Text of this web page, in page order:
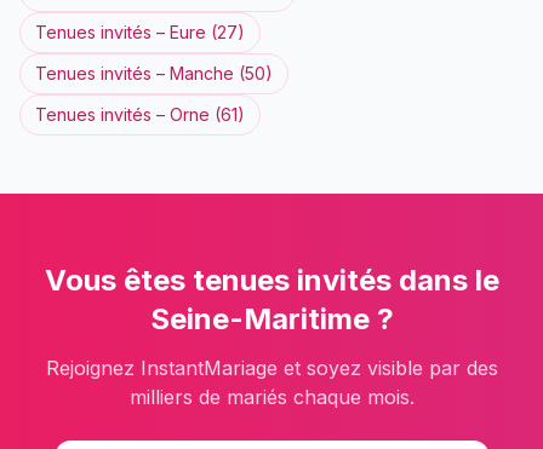
Tenues invités – Eure (27)
Tenues invités – Manche (50)
Tenues invités – Orne (61)
Vous êtes tenues invitésdans le
Seine-Maritime?
Rejoignez InstantMariage et soyez visible par des
milliers de mariés chaque mois.